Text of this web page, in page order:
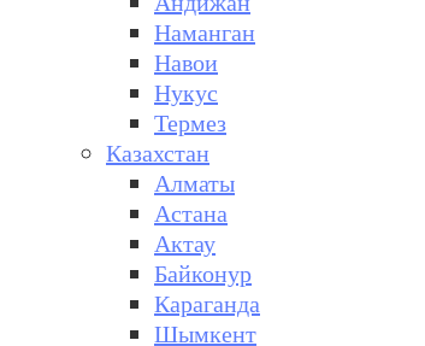
Наманган
Навои
Нукус
Термез
Казахстан
Алматы
Астана
Актау
Байконур
Караганда
Шымкент